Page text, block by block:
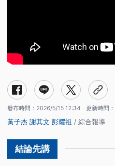
發布時間： 2026/5/15 12:34 更新時間：
黃子杰 謝其文 彭耀祖 / 綜合報導